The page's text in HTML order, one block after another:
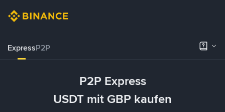
ExpressP2P
P2P Express
USDT mit GBP kaufen